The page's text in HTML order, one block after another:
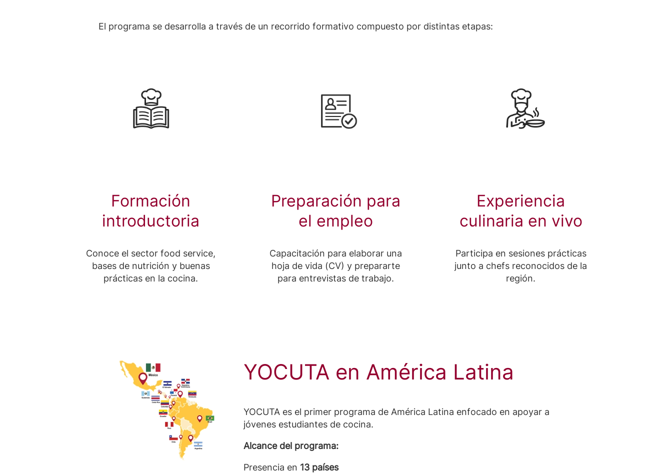
El programa se desarrolla a través de un recorrido formativo compuesto por distintas etapas:
Formación
introductoria
Conoce el sector food service,
bases de nutrición y buenas
prácticas en la cocina.
Preparación para
el empleo
Capacitación para elaborar una
hoja de vida (CV) y prepararte
para entrevistas de trabajo.
Experiencia
culinaria en vivo
Participa en sesiones prácticas
junto a chefs reconocidos de la
región.
YOCUTA en América Latina
YOCUTA es el primer programa de América Latina enfocado en apoyar a
jóvenes estudiantes de cocina.
Alcance del programa:
Presencia en 13 países